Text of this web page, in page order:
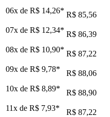
06x de R$ 14,26* R$ 85,56
07x de R$ 12,34* R$ 86,39
08x de R$ 10,90* R$ 87,22
09x de R$ 9,78*
R$ 88,06
10x de R$ 8,89*
R$ 88,90
11x de R$ 7,93*
R$ 87,22